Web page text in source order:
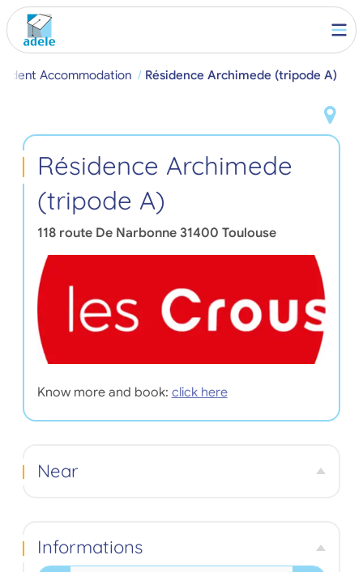
Accommodation Résidence Archimede (tripode A)
Résidence Archimede
(tripode A)
118 route De Narbonne 31400 Toulouse
Know more and book: click here
Near
Informations